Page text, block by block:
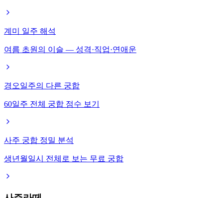
계미 일주 해석
여름 초원의 이슬 — 성격·직업·연애운
경오일주의 다른 궁합
60일주 전체 궁합 점수 보기
사주 궁합 정밀 분석
생년월일시 전체로 보는 무료 궁합